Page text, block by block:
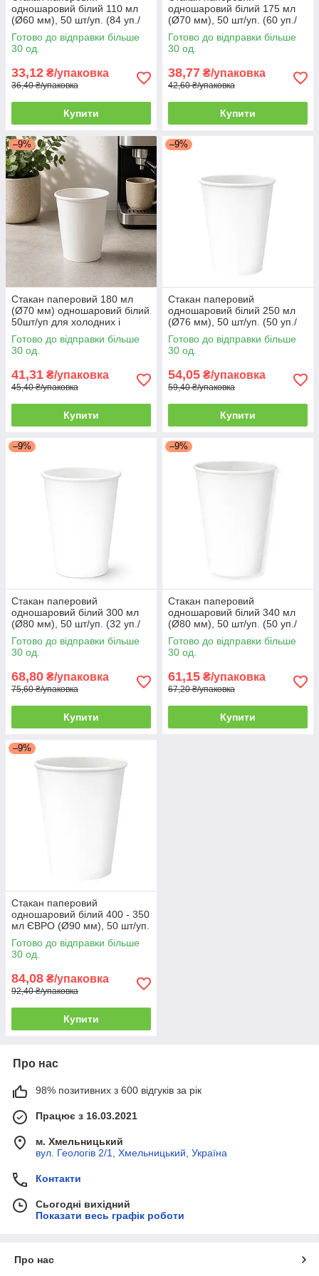
одношаровий білий 110 мл
(Ø60 мм), 50 шт/уп. (84 уп./
ящик)
Готово до відправки більше
30 од.
33,12 ₴/упаковка
36,40 ₴/упаковка
Купити
одношаровий білий 175 мл
(Ø70 мм), 50 шт/уп. (60 уп./
ящик)
Готово до відправки більше
30 од.
38,77 ₴/упаковка
42,60 ₴/упаковка
Купити
–9%
Стакан паперовий 180 мл
(Ø70 мм) одношаровий білий
50шт/уп для холодних і
гарячих напоїв / Стакани
одноразові (60 уп./ящик)
Готово до відправки більше
30 од.
41,31 ₴/упаковка
45,40 ₴/упаковка
Купити
–9%
Стакан паперовий
одношаровий білий 250 мл
(Ø76 мм), 50 шт/уп. (50 уп./
ящик)
Готово до відправки більше
30 од.
54,05 ₴/упаковка
59,40 ₴/упаковка
Купити
–9%
Стакан паперовий
одношаровий білий 300 мл
(Ø80 мм), 50 шт/уп. (32 уп./
ящик)
Готово до відправки більше
30 од.
68,80 ₴/упаковка
75,60 ₴/упаковка
Купити
–9%
Стакан паперовий
одношаровий білий 340 мл
(Ø80 мм), 50 шт/уп. (50 уп./
ящик)
Готово до відправки більше
30 од.
61,15 ₴/упаковка
67,20 ₴/упаковка
Купити
–9%
Стакан паперовий
одношаровий білий 400 - 350
мл ЄВРО (Ø90 мм), 50 шт/уп.
(16 уп./ящик)
Готово до відправки більше
30 од.
84,08 ₴/упаковка
92,40 ₴/упаковка
Купити
Про нас
98% позитивних з 600 відгуків за рік
Працює з 16.03.2021
м. Хмельницький
вул. Геологів 2/1, Хмельницький, Україна
Контакти
Сьогодні вихідний
Показати весь графік роботи
Про нас